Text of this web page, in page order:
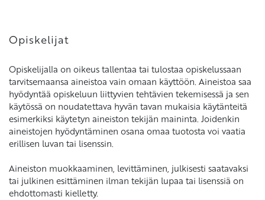
Opiskelijat
Opiskelijalla on oikeus tallentaa tai tulostaa opiskelussaan
tarvitsemaansa aineistoa vain omaan käyttöön. Aineistoa saa
hyödyntää opiskeluun liittyvien tehtävien tekemisessä ja sen
käytössä on noudatettava hyvän tavan mukaisia käytänteitä
esimerkiksi käytetyn aineiston tekijän maininta. Joidenkin
aineistojen hyödyntäminen osana omaa tuotosta voi vaatia
erillisen luvan tai lisenssin.
Aineiston muokkaaminen, levittäminen, julkisesti saatavaksi
tai julkinen esittäminen ilman tekijän lupaa tai lisenssiä on
ehdottomasti kielletty.